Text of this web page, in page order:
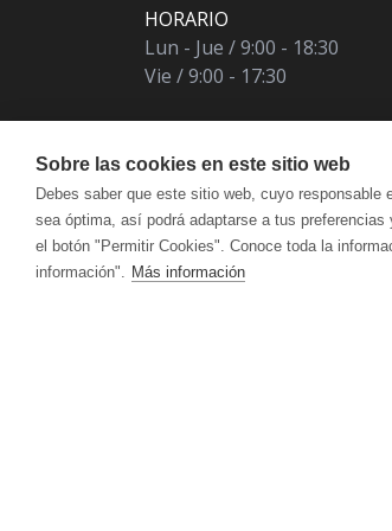
HORARIO
Lun - Jue / 9:00 - 18:30
Vie / 9:00 - 17:30
Sobre las cookies en este sitio web
Debes saber que este sitio web, cuyo
sea óptima, así podrá adaptarse a tus
el botón "Permitir Cookies". Conoce toda la
información". Más información